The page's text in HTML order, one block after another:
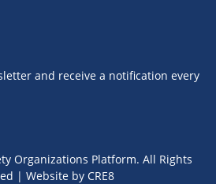
and receive a notification every
Organizations Platform. All Rights
| Website by CRE8